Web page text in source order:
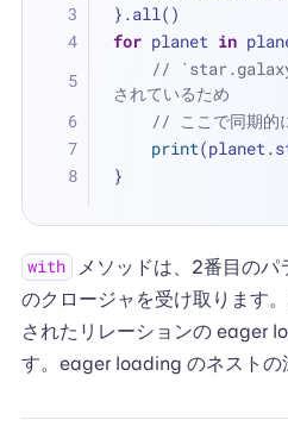
}.all()
for planet in
//
されているため
// ここで同期的
print
}
with
メソッドは、2番目の
のクロージャを受け取ります
されたリレーションの eager
す。eager loading のネストの